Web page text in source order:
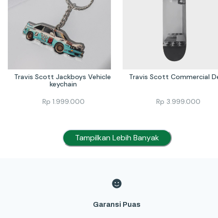
Travis Scott Jackboys Vehicle
keychain
Rp 1.999.000
Travis Scott Commercial
Rp 3.999.000
Tampilkan Lebih Banyak
Garansi Puas